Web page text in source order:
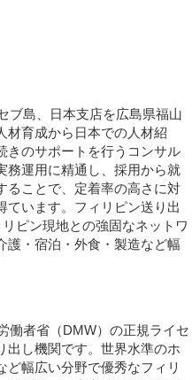
ブ島、日本支店を広島県福山
材育成から日本での人材紹
きのサポートを行うコンサル
務運用に精通し、採用から就
ることで、定着率の高さに対
ています。フィリピン送り出
ピン現地との強固なネットワ
護・宿泊・外食・製造など幅
働者省（DMW）の正規ライセ
出し機関です。世界水準のホ
ど幅広い分野で優秀なフィリ